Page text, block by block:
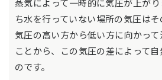
ち水を行っていない場所の気圧はそ
気圧の高い方から低い方に向かっ
ことから、この気圧の差によって
のです。